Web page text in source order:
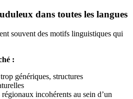
dans toutes les langues
souvent des motifs linguistiques qui
:
génériques, structures
incohérents au sein d’un